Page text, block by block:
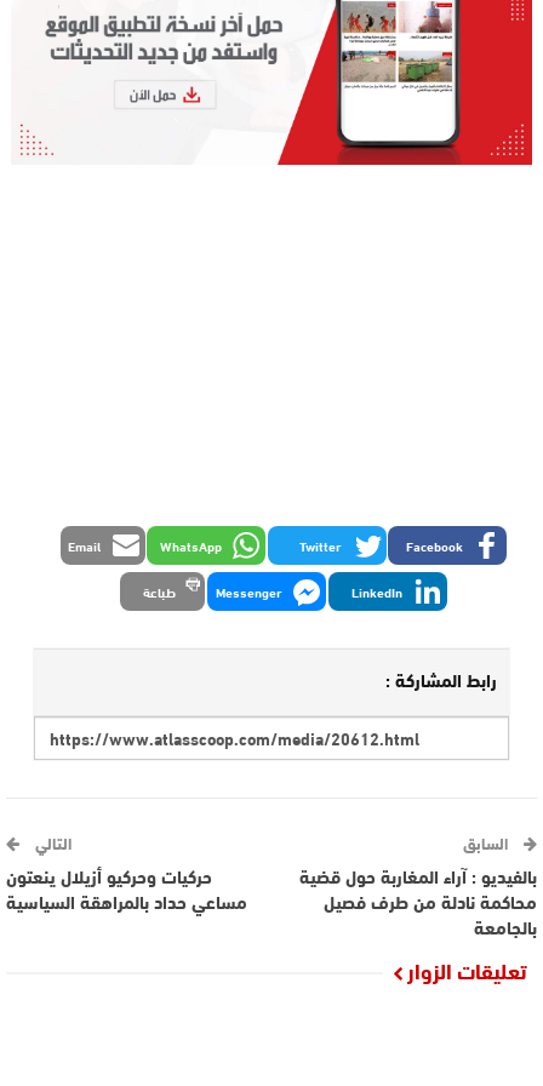
Facebook
Twitter
WhatsApp
Email
LinkedIn
Messenger طباعة
رابط المشاركة :
السابق
بالفيديو : آراء المغاربة حول قضية
محاكمة نادلة من طرف فصيل
بالجامعة
التالي
حركيات وحركيو أزيلال ينعتون
مساعي حداد بالمراهقة السياسية
تعليقات الزوار